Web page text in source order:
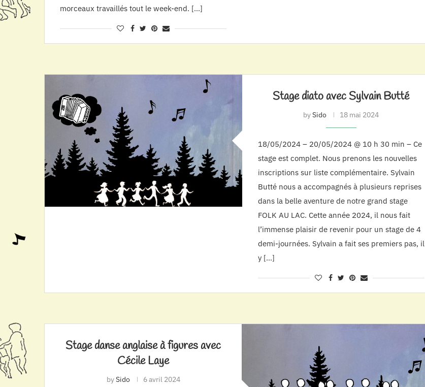
morceaux travaillés tout le week-end. […]
Stage diato avec Sylvain Butté
bySido 18 mai 2024
18/05/2024 – 20/05/2024 @ 10 h 30 min – Ce
stage est complet. Nous prenons les nouvelles
inscriptions sur liste complémentaire. Sylvain
Butté nous a accompagnés à plusieurs reprises
dans la belle aventure de notre grand stage
FOLK AU LAC. Cette année 2024, il nous fait
l’immense plaisir de revenir pour un stage de 4
demi-journées. Sylvain a fait ses premiers pas, il
y […]
Stage danse anglaise à figures avec
Cécile Laye
bySido 6 avril 2024